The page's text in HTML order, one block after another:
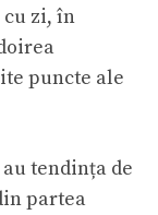
cu zi, în
puncte ale
tendința de
partea